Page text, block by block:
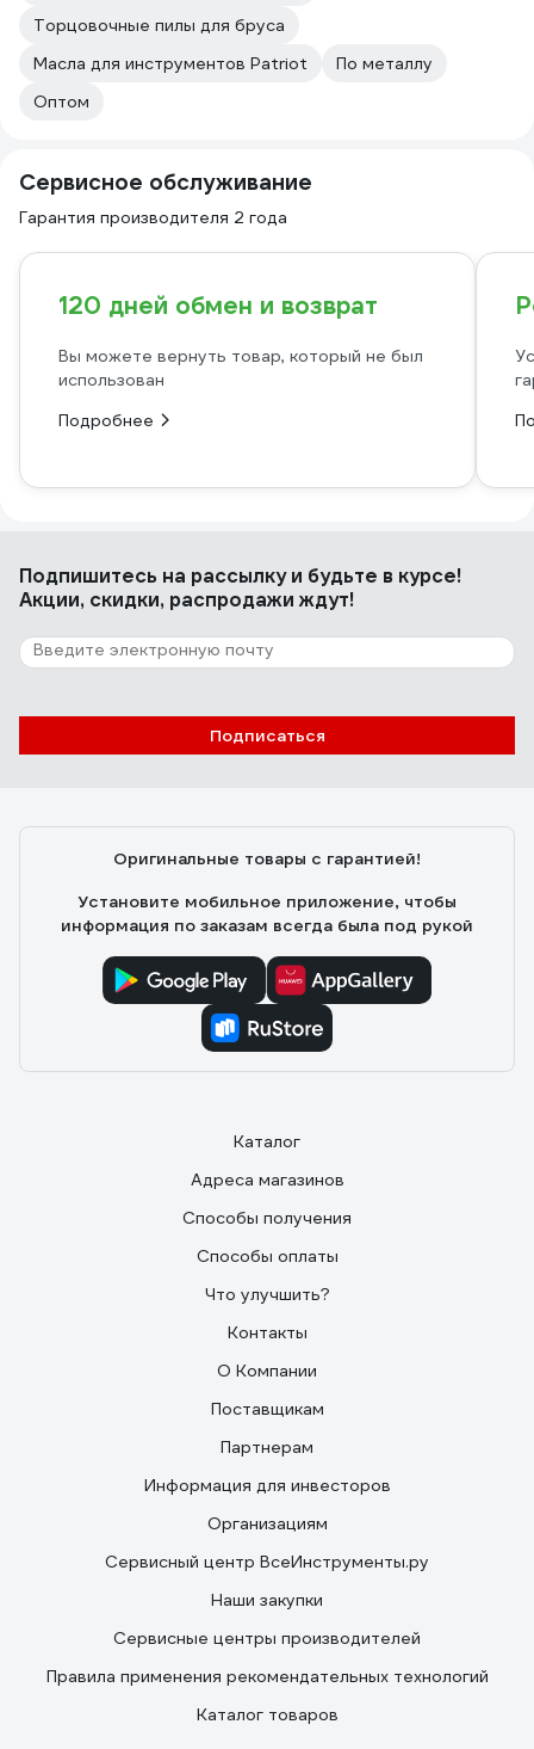
Торцовочные пилы для бруса
Масла для инструментов Patriot
По металлу
Оптом
Сервисное обслуживание
Гарантия производителя 2 года
120 дней обмен и возврат
Вы можете вернуть товар, который не был
использован
Подробнее
Подпишитесь на рассылкуи будьте в курсе!
Акции, скидки, распродажи ждут!
Подписаться
Оригинальные товары с гарантией!
Установите мобильное приложение, чтобы
информация по заказам всегда была под рукой
Каталог
Адреса магазинов
Способы получения
Способы оплаты
Что улучшить?
Контакты
О Компании
Поставщикам
Партнерам
Информация для инвесторов
Организациям
Сервисный центр ВсеИнструменты.ру
Наши закупки
Сервисные центры производителей
Правила применения рекомендательных технологий
Каталог товаров